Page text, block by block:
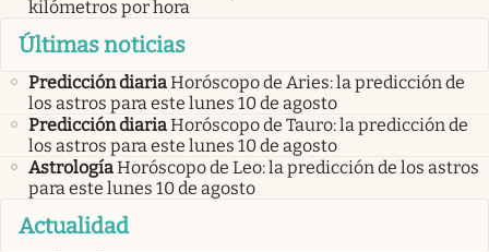
kilómetros por hora
Últimas noticias
Predicción diariaHoróscopo de Aries: la predicción de
los astros para este lunes 10 de agosto
Predicción diariaHoróscopo de Tauro: la predicción de
los astros para este lunes 10 de agosto
AstrologíaHoróscopo de Leo: la predicción de los astros
para este lunes 10 de agosto
Actualidad